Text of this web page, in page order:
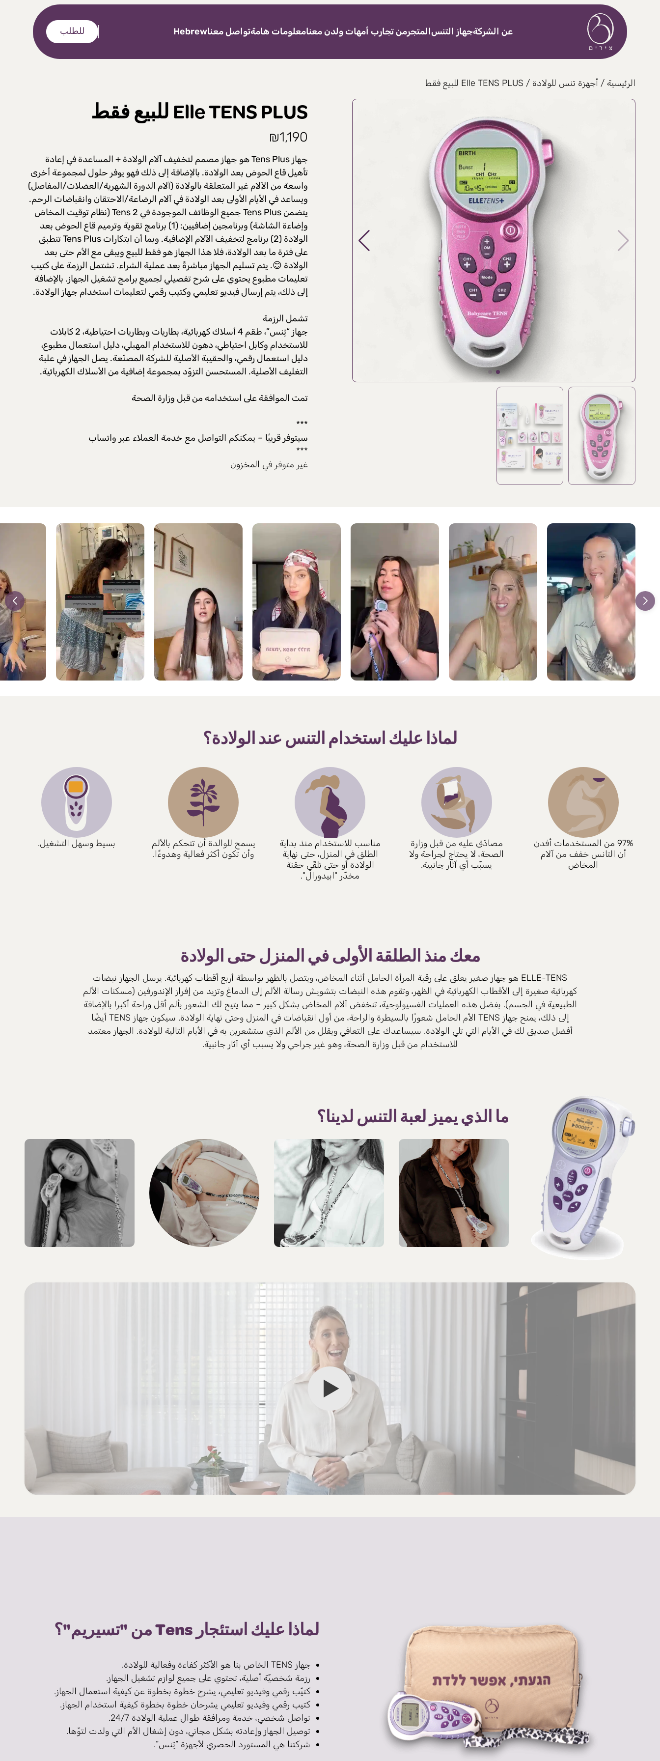
تخطى إلى المحتوى
عن الشركةجهاز التنسالمتجرمن تجارب أمهات ولدن معنامعلومات هامةتواصل معناHebrew للطلب
الرئيسية / أجهزة تنس للولادة / Elle TENS PLUS للبيع فقط
Elle TENS PLUS للبيع فقط
₪1,190
جهاز Tens Plus هو جهاز مصمم لتخفيف آلام الولادة + المساعدة في إعادة
تأهيل قاع الحوض بعد الولادة. بالإضافة إلى ذلك فهو يوفر حلول لمجموعة أخرى
واسعة من الآلام غير المتعلقة بالولادة (آلام الدورة الشهرية/العضلات/المفاصل)
ويساعد في الأيام الأولى بعد الولادة في آلام الرضاعة/الاحتقان وانقباضات الرحم.
يتضمن Tens Plus جميع الوظائف الموجودة في Tens 2 (نظام توقيت المخاض
وإضاءة الشاشة) وبرنامجين إضافيين: (1) برنامج تقوية وترميم قاع الحوض بعد
الولادة (2) برنامج لتخفيف الآلام الإضافية. وبما أن ابتكارات Tens Plus تنطبق
على فترة ما بعد الولادة، فلا هذا الجهاز هو فقط للبيع ويبقى مع الأم حتى بعد
الولادة 😊. يتم تسليم الجهاز مباشرةً بعد عملية الشراء. تشتمل الرزمة على كتيب
تعليمات مطبوع يحتوي على شرح تفصيلي لجميع برامج تشغيل الجهاز. بالإضافة
إلى ذلك، يتم إرسال فيديو تعليمي وكتيب رقمي لتعليمات استخدام جهاز الولادة.
تشمل الرزمة
جهاز “تِنس”، طقم 4 أسلاك كهربائية، بطاريات وبطاريات احتياطية، 2 كابلات
للاستخدام وكابل احتياطي، دهون للاستخدام المهبلي، دليل استعمال مطبوع،
دليل استعمال رقمي، والحقيبة الأصلية للشركة المصنّعة. يصل الجهاز في علبة
التغليف الأصلية. المستحسن التزوّد بمجموعة إضافية من الأسلاك الكهربائية.
تمت الموافقة على استخدامه من قبل وزارة الصحة
***
سيتوفر قريبًا – يمكنكم التواصل مع خدمة العملاء عبر واتساب
***
غير متوفر في المخزون
لماذا عليك استخدام التنس عند الولادة؟
97% من المستخدمات أفدن
أن التانس خفف من آلام
المخاض
مصادَق عليه من قبل وزارة
الصحة، لا يحتاج لجراحة ولا
يسبّب أي آثار جانبية.
مناسب للاستخدام منذ بداية
الطلق في المنزل، حتى نهاية
الولادة أو حتى تلقّي حقنة
مخدّر "ابيدورال".
يسمح للوالدة أن تتحكم بالألم
وأن تكون أكثر فعالية وهدوءًا.
بسيط وسهل التشغيل.
معك منذ الطلقة الأولى في المنزل حتى الولادة
ELLE-TENS هو جهاز صغير يعلق على رقبة المرأة الحامل أثناء المخاض، ويتصل بالظهر بواسطة أربع أقطاب كهربائية. يرسل الجهاز نبضات
كهربائية صغيرة إلى الأقطاب الكهربائية في الظهر، وتقوم هذه النبضات بتشويش رسالة الألم إلى الدماغ وتزيد من إفراز الإندورفين (مسكنات الألم
الطبيعية في الجسم). بفضل هذه العمليات الفسيولوجية، تنخفض آلام المخاض بشكل كبير – مما يتيح لك الشعور بألم أقل وراحة أكبر! بالإضافة
إلى ذلك، يمنح جهاز TENS الأم الحامل شعورًا بالسيطرة والراحة، من أول انقباضات في المنزل وحتى نهاية الولادة. سيكون جهاز TENS أيضًا
أفضل صديق لك في الأيام التي تلي الولادة. سيساعدك على التعافي ويقلل من الألم الذي ستشعرين به في الأيام التالية للولادة. الجهاز معتمد
للاستخدام من قبل وزارة الصحة، وهو غير جراحي ولا يسبب أي آثار جانبية.
ما الذي يميز لعبة التنس لدينا؟
لماذا عليك استئجار Tens من "تسيريم"؟
جهاز TENS الخاص بنا هو الأكثر كفاءة وفعالية للولادة.
رزمة شخصيّة أصلية، تحتوي على جميع لوازم تشغيل الجهاز.
كتيّب رقمي وفيديو تعليمي، يشرح خطوة بخطوة عن كيفية استعمال الجهاز.
كتيب رقمي وفيديو تعليمي يشرحان خطوة بخطوة كيفية استخدام الجهاز.
تواصل شخصي، خدمة ومرافقة طوال عملية الولادة 24/7.
توصيل الجهاز وإعادته بشكل مجاني، دون إشغال الأم التي ولدت لتوّها.
شركتنا هي المستورد الحصري لأجهزة “تِنس”.